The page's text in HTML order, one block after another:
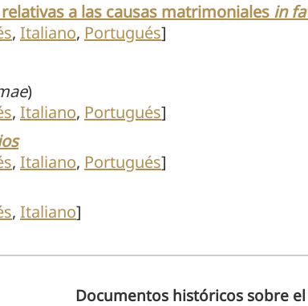
a las causas matrimoniales in
, Italiano, Portugués]
)
, Italiano, Portugués]
, Italiano, Portugués]
, Italiano]
Documentos históricos sobre el